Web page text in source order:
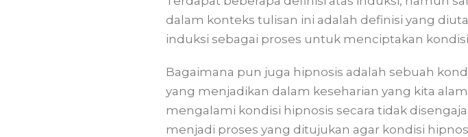
dalam konteks tulisan ini adalah definisi yang
induksi sebagai proses untuk menciptakan kondisi
Bagaimana pun juga hipnosis adalah sebuah
yang menjadikan dalam keseharian yang kita
mengalami kondisi hipnosis secara tidak
menjadi proses yang ditujukan agar kondisi